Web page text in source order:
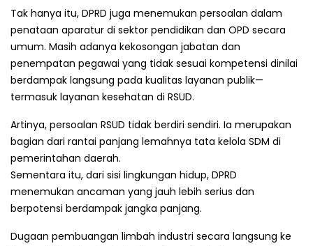
Tak hanya itu, DPRD juga menemukan persoalan dalam
penataan aparatur di sektor pendidikan dan OPD secara
umum. Masih adanya kekosongan jabatan dan
penempatan pegawai yang tidak sesuai kompetensi dinilai
berdampak langsung pada kualitas layanan publik—
termasuk layanan kesehatan di RSUD.
Artinya, persoalan RSUD tidak berdiri sendiri. Ia merupakan
bagian dari rantai panjang lemahnya tata kelola SDM di
pemerintahan daerah.
Sementara itu, dari sisi lingkungan hidup, DPRD
menemukan ancaman yang jauh lebih serius dan
berpotensi berdampak jangka panjang.
Dugaan pembuangan limbah industri secara langsung ke